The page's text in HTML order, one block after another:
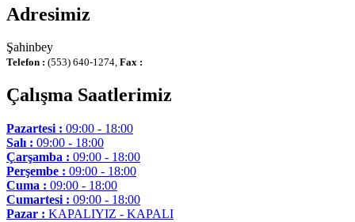
Adresimiz
Şahinbey
Telefon : (553) 640-1274, Fax :
Çalışma Saatlerimiz
Pazartesi : 09:00 - 18:00
Salı : 09:00 - 18:00
Çarşamba : 09:00 - 18:00
Perşembe : 09:00 - 18:00
Cuma : 09:00 - 18:00
Cumartesi : 09:00 - 18:00
Pazar : KAPALIYIZ - KAPALI